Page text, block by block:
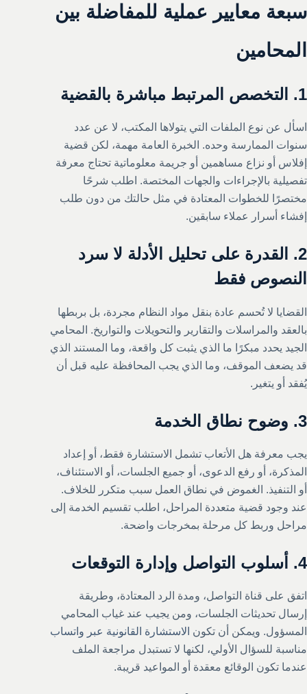
سبعة معايير عملية للمفاضلة بين
المحامين
1. التخصص المرتبط مباشرة بالقضية
اسأل عن نوع الملفات التي يتولاها المكتب، لا عن عدد
سنوات الممارسة وحده. الخبرة العامة مهمة، لكن قضية
إفلاس أو نزاع مساهمين أو جريمة معلوماتية تحتاج معرفة
تفصيلية بالإجراءات والجهات المختصة. اطلب شرحًا
مختصرًا للخطوات المعتادة في مثل حالتك من دون طلب
إفشاء أسرار عملاء سابقين.
2. القدرة على تحليل الأدلة لا سرد
النصوص فقط
القضايا لا تُحسم عادة بنقل مواد النظام مجردة، بل بربطها
بالعقد والمراسلات والتقارير والتحويلات والتواريخ. المحامي
الجيد يحدد مبكرًا ما الذي يثبت كل واقعة، وما المستند الذي
قد يضعف الموقف، وما الذي يجب المحافظة عليه قبل أن
يُفقد أو يتغير.
3. وضوح نطاق الخدمة
يجب معرفة هل الأتعاب تشمل الاستشارة فقط، أو إعداد
المذكرة، أو رفع الدعوى، أو جميع الجلسات، أو الاستئناف،
أو التنفيذ. الغموض في نطاق العمل سبب متكرر للخلاف.
عند وجود قضية متعددة المراحل، اطلب تقسيم الخدمة إلى
مراحل وربط كل مرحلة بمخرجات واضحة.
4. أسلوب التواصل وإدارة التوقعات
اتفق على قناة التواصل، ومدة الرد المعتادة، وطريقة
إرسال تحديثات الجلسات، ومن يجيب عند غياب المحامي
المسؤول. ويمكن أن تكون الاستشارة القانونية عبر واتساب
مناسبة للسؤال الأولي، لكنها لا تستبدل مراجعة الملف
عندما تكون الوقائع معقدة أو المواعيد قريبة.